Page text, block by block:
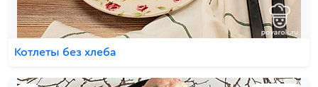
Котлеты без хлеба